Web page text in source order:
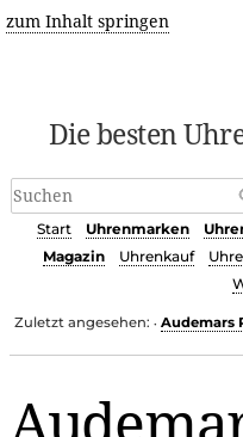
zum Inhalt springen
Die besten
Start Uhrenmarken
Magazin
Uhrenkauf
Zuletzt angesehen: • Audemars